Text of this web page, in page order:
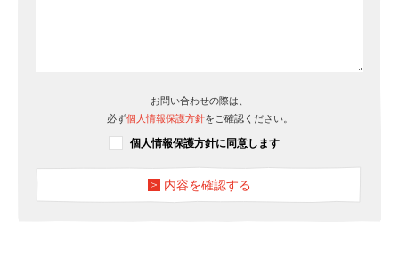
お問い合わせの際は、
必ず個人情報保護方針をご確認ください。
個人情報保護方針に同意します
内容を確認する